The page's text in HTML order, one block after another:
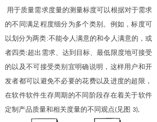
用于质量需求度量的测量标度可以根据对于需求
的不同满足程度细分为多个类别。例如，标度可
以划分为两类:不能令人满意的和令人满意的，或
者四类:超出需求、达到目标、最低限度地可接受
的以及不可接受类别宜明确说明，这样用户和开
发者都可以避免不必要的花费以及进度的超限，
在软件软件生存周期的不同阶段存在着关于软件
定制产品质量和相关度量的不同观点(见图 3),